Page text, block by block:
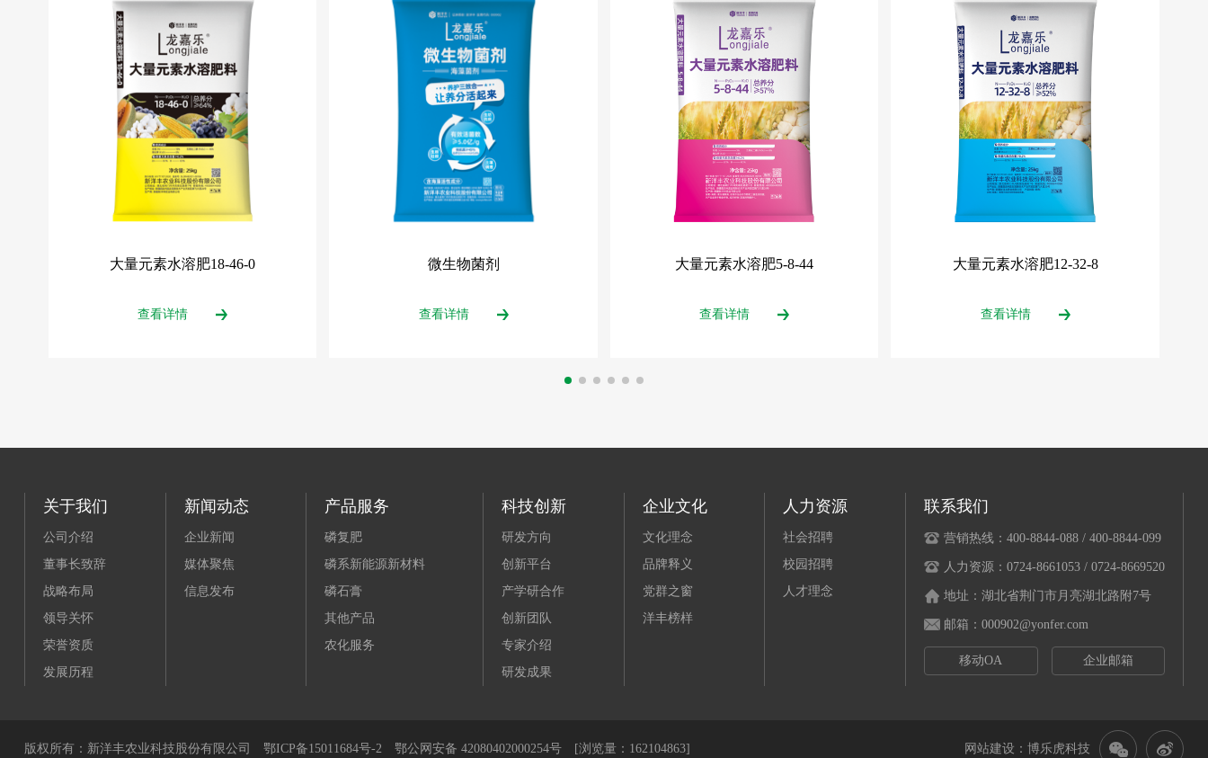
大量元素水溶肥18-46-0
查看详情
微生物菌剂
查看详情
大量元素水溶肥5-8-44
查看详情
大量元素水溶肥12-32-8
查看详情
关于我们
公司介绍
董事长致辞
战略布局
领导关怀
荣誉资质
发展历程
新闻动态
企业新闻
媒体聚焦
信息发布
产品服务
磷复肥
磷系新能源新材料
磷石膏
其他产品
农化服务
科技创新
研发方向
创新平台
产学研合作
创新团队
专家介绍
研发成果
企业文化
文化理念
品牌释义
党群之窗
洋丰榜样
人力资源
社会招聘
校园招聘
人才理念
联系我们
营销热线：400-8844-088 / 400-8844-099
人力资源：0724-8661053 / 0724-8669520
地址：湖北省荆门市月亮湖北路附7号
邮箱：000902@yonfer.com
移动OA 企业邮箱
版权所有：新洋丰农业科技股份有限公司 鄂ICP备15011684号-2鄂公网安备 42080402000254号 [浏览量：162104863] 网站建设 ：博乐虎科技